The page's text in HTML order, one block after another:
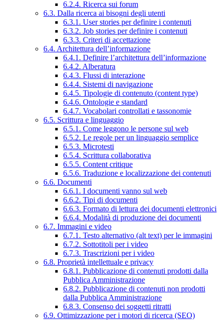
6.2.4. Ricerca sui forum
6.3. Dalla ricerca ai bisogni degli utenti
6.3.1. User stories per definire i contenuti
6.3.2. Job stories per definire i contenuti
6.3.3. Criteri di accettazione
6.4. Architettura dell’informazione
6.4.1. Definire l’architettura dell’informazione
6.4.2. Alberatura
6.4.3. Flussi di interazione
6.4.4. Sistemi di navigazione
6.4.5. Tipologie di contenuto (content type)
6.4.6. Ontologie e standard
6.4.7. Vocabolari controllati e tassonomie
6.5. Scrittura e linguaggio
6.5.1. Come leggono le persone sul web
6.5.2. Le regole per un linguaggio semplice
6.5.3. Microtesti
6.5.4. Scrittura collaborativa
6.5.5. Content critique
6.5.6. Traduzione e localizzazione dei contenuti
6.6. Documenti
6.6.1. I documenti vanno sul web
6.6.2. Tipi di documenti
6.6.3. Formato di lettura dei documenti elettronici
6.6.4. Modalità di produzione dei documenti
6.7. Immagini e video
6.7.1. Testo alternativo (alt text) per le immagini
6.7.2. Sottotitoli per i video
6.7.3. Trascrizioni per i video
6.8. Proprietà intellettuale e privacy
6.8.1. Pubblicazione di contenuti prodotti dalla
Pubblica Amministrazione
6.8.2. Pubblicazione di contenuti non prodotti
dalla Pubblica Amministrazione
6.8.3. Consenso dei soggetti ritratti
6.9. Ottimizzazione per i motori di ricerca (SEO)